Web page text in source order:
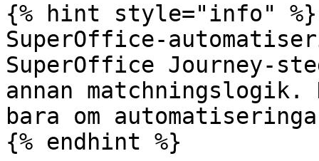
{% hint style="info" %}
SuperOffice-
SuperOffice Journey-
annan
bara om
{% endhint %}